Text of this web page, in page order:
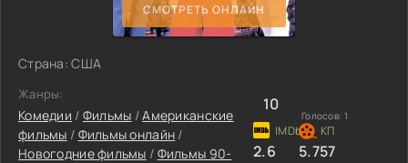
СМОТРЕТЬ ОНЛАЙН
Страна: США
Жанры:
Комедии / Фильмы /Американские
фильмы / Фильмы онлайн /
Новогодние фильмы / Фильмы 90-
10
Голосов: 1
2.6 5.757